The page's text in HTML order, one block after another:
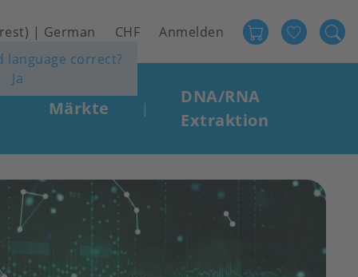
| German
language correct?
Ja
CHF
User
account
menu
Anmelden
Märkte |
DNA/RNA
Extraktion